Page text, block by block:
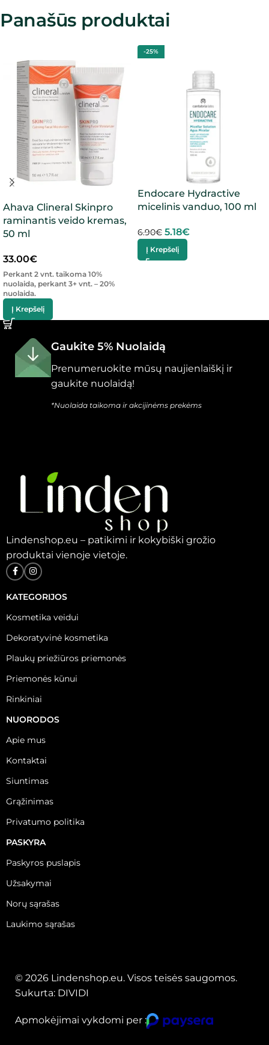
Panašūs produktai
Ahava Clineral Skinpro
raminantis veido kremas,
50 ml
33.00€
Perkant 2 vnt. taikoma 10%
nuolaida, perkant 3+ vnt. – 20%
nuolaida.
Į Krepšelį
-25%
Endocare Hydractive
micelinis vanduo, 100 ml
6.90€ 5.18€
Į Krepšelį
Gaukite 5% Nuolaidą
Prenumeruokite mūsų naujienlaiškį ir
gaukite nuolaidą!
*Nuolaida taikoma ir akcijinėms prekėms
Lindenshop.eu – patikimi ir kokybiški grožio
produktai vienoje vietoje.
KATEGORIJOS
Kosmetika veidui
Dekoratyvinė kosmetika
Plaukų priežiūros priemonės
Priemonės kūnui
Rinkiniai
NUORODOS
Apie mus
Kontaktai
Siuntimas
Grąžinimas
Privatumo politika
PASKYRA
Paskyros puslapis
Užsakymai
Norų sąrašas
Laukimo sąrašas
© 2026 Lindenshop.eu. Visos teisės saugomos.
Sukurta: DIVIDI
Apmokėjimai vykdomi per :